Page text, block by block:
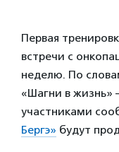
Первая
встречи с
неделю. По
«Шагни в жизнь»
участниками
Бергэ» будут